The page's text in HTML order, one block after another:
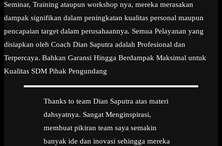
Seminar, Training ataupun workshop nya, mereka merasakan
dampak signifikan dalam peningkatan kualitas personal maupun
pencapaian target dalam perusahaannya. Semua Pelayanan yang
disiapkan oleh Coach Dian Saputra adalah Profesional dan
Terpercaya. Bahkan Garansi Hingga Berdampak Maksimal untuk
Kualitas SDM Pihak Pengundang
Thanks to team Dian Saputra atas materi
dahsyatnya. Sangat Menginspirasi,
membuat pikiran team saya semakin
banyak ide dan inovasi sehingga mereka